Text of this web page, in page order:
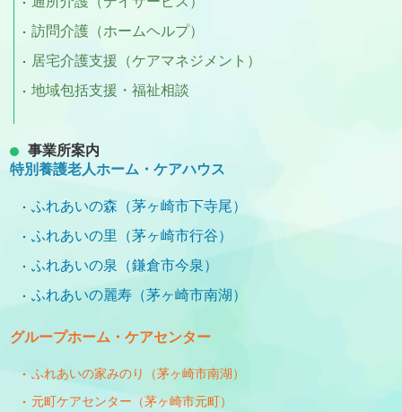
訪問介護（ホームヘルプ）
居宅介護支援（ケアマネジメント）
地域包括支援・福祉相談
事業所案内
特別養護老人ホーム・ケアハウス
ふれあいの森（茅ヶ崎市下寺尾）
ふれあいの里（茅ヶ崎市行谷）
ふれあいの泉（鎌倉市今泉）
ふれあいの麗寿（茅ヶ崎市南湖）
グループホーム・ケアセンター
ふれあいの家みのり（茅ヶ崎市南湖）
元町ケアセンター（茅ヶ崎市元町）